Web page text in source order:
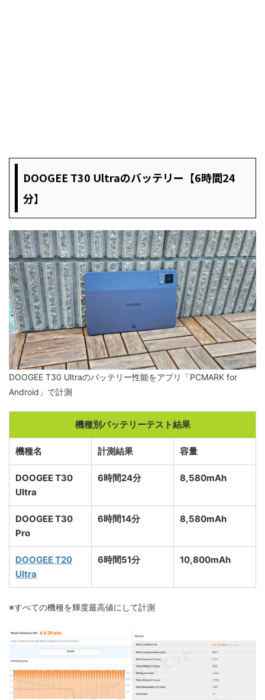
DOOGEE T30 Ultraのバッテリー【6時間24
分】
DOOGEE T30 Ultraのバッテリー性能をアプリ「PCMARK for
Android」で計測
機種別バッテリーテスト結果
機種名 計測結果 容量
DOOGEE T30
Ultra
6時間24分 8,580mAh
DOOGEE T30
Pro
6時間14分 8,580mAh
DOOGEE T20
Ultra
6時間51分 10,800mAh
※すべての機種を輝度最高値にして計測